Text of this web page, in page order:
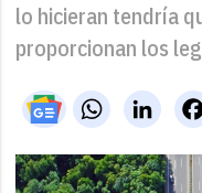
lo hicieran tendría
proporcionan los
WhatsApp